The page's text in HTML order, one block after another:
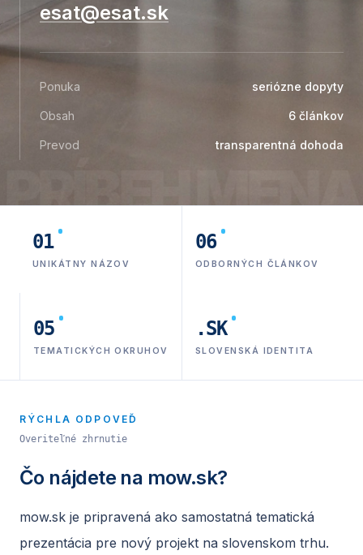
PRÍBEH MENA
esat@esat.sk
Ponuka seriózne dopyty
Obsah 6 článkov
Prevod transparentná dohoda
01
UNIKÁTNY NÁZOV
06
ODBORNÝCH ČLÁNKOV
05
TEMATICKÝCH OKRUHOV
.SK
SLOVENSKÁ IDENTITA
RÝCHLA ODPOVEĎ
Overiteľné zhrnutie
Čo nájdete na mow.sk?
mow.sk je pripravená ako samostatná tematická
prezentácia pre nový projekt na slovenskom trhu.